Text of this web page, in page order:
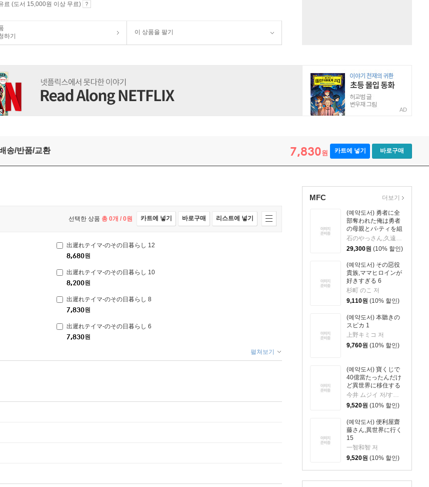
료 (도서 15,000원 이상 무료)
하기
이 상품을 팔기
AD
송/반품/교환 7,830원 카트에 넣기 바로구매
MFC
(예약도서) 勇者に全
部奪われた俺は勇者
の母親とパ-ティを組
みました! 8 アクリル
スタンド付き特裝版
石のやっさん,久遠まこと 저
29,300원 (10% 할인)
(예약도서) その惡役
貴族,ママヒロインが
好きすぎる 6
杉町 のこ 저
9,110원 (10% 할인)
(예약도서) 本聽きの
スピカ 1
上野キミコ 저
9,760원 (10% 할인)
(예약도서) 寶くじで
40億當たったんだけ
ど異世界に移住する
20
今井 ムジイ 저/すずの木 くろ 원작
9,520원 (10% 할인)
(예약도서) 便利屋齋
藤さん,異世界に行く
15
一智和智 저
9,520원 (10% 할인)
더보기
선택한 상품 총 0개 / 0원 카트에 넣기 바로구매 리스트에 넣기
出遲れテイマ-のその日暮らし 12
8,680원
出遲れテイマ-のその日暮らし 10
8,200원
出遲れテイマ-のその日暮らし 8
7,830원
出遲れテイマ-のその日暮らし 6
7,830원
펼쳐보기